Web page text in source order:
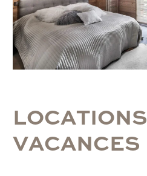
LOCATIONS
VACANCES